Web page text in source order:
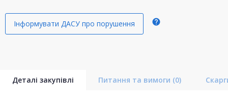
Інформувати ДАСУ про порушення help
Деталі закупівлі Питання та вимоги (0)